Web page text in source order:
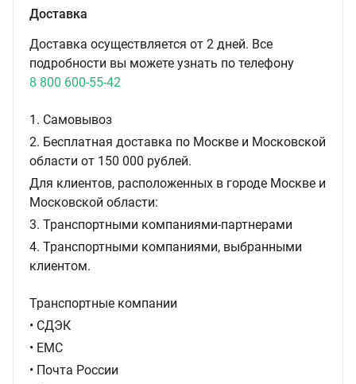
Доставка
Доставка осуществляется от 2 дней. Все
подробности вы можете узнать по телефону
8 800 600-55-42
1. Самовывоз
2. Бесплатная доставка по Москве и Московской
области от 150 000 рублей.
Для клиентов, расположенных в городе Москве и
Московской области:
3. Транспортными компаниями-партнерами
4. Транспортными компаниями, выбранными
клиентом.
Транспортные компании
• СДЭК
• ЕМС
• Почта России